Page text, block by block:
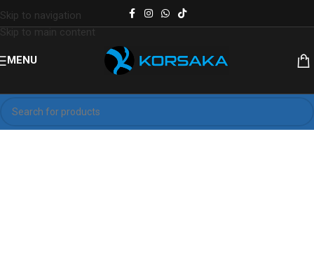
Skip to navigation
Skip to main content
MENU